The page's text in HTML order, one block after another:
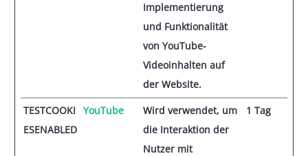
Implementierung
und Funktionalität
von YouTube-
Videoinhalten auf
der Website.
TESTCOOKI
ESENABLED
YouTube
Wird verwendet, um
die Interaktion der
Nutzer mit
1 Tag